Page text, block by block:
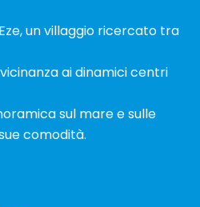
un villaggio ricercato tra
ai dinamici centri
sul mare e sulle
comodità.